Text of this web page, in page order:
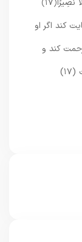
نَصِيرًا﴿۱۷﴾
كند اگر او
كند و